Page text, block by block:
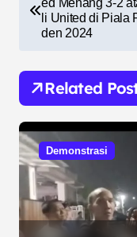
a
a
s
i
p
o
ed Menang 3-2
li United di Piala
den 2024
Related
Demonstrasi